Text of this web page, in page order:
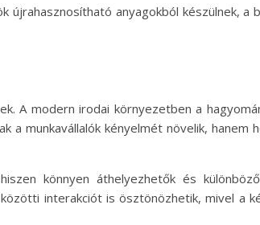
anyagokból készülnek, a
A modern irodai környezetben a
munkavállalók kényelmét növelik, hanem
könnyen áthelyezhetők és
interakciót is ösztönözhetik, mivel a